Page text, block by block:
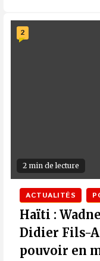
2 min de lecture
2
ACTUALITÉS
Haïti :
Didier Fils-
pouvoir en